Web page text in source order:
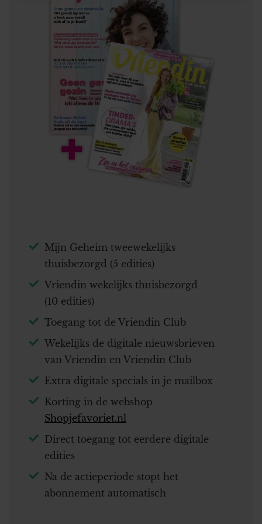
informatie over uw gebruik van onze site met onze
partners voor social media, adverteren en analyse. Deze
partners kunnen deze gegevens combineren met andere
informatie die u aan ze heeft verstrekt of die ze hebben
verzameld op basis van uw gebruik van hun services. U
gaat akkoord met onze cookies als u onze website blijft
Mijn Geheim tweewekelijks
thuisbezorgd (5 edities)
Vriendin wekelijks thuisbezorgd
(10 edities)
Toegang tot de Vriendin Club
Wekelijks de digitale nieuwsbrieven
van Vriendin en Vriendin Club
Extra digitale specials in je mailbox
Korting in de webshop
Shopjefavoriet.nl
Direct toegang tot eerdere digitale
edities
Na de actieperiode stopt het
abonnement automatisch